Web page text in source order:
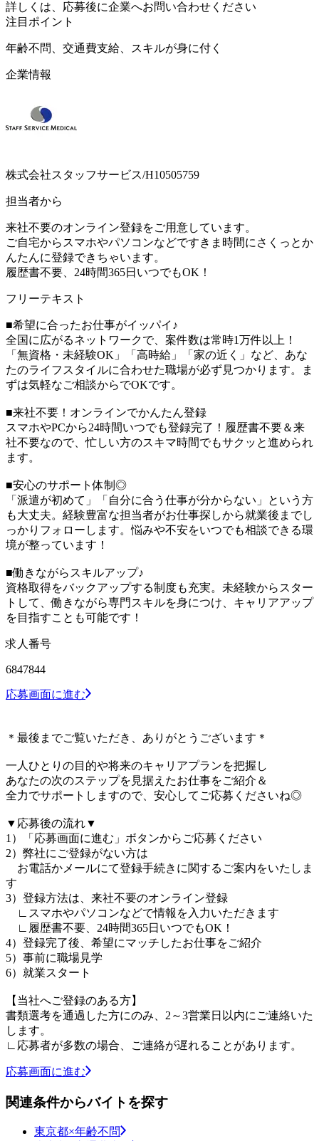
詳しくは、応募後に企業へお問い合わせください
注目ポイント
年齢不問、交通費支給、スキルが身に付く
企業情報
株式会社スタッフサービス/H10505759
担当者から
来社不要のオンライン登録をご用意しています。
ご自宅からスマホやパソコンなどですきま時間にさくっとか
んたんに登録できちゃいます。
履歴書不要、24時間365日いつでもOK！
フリーテキスト
■希望に合ったお仕事がイッパイ♪
全国に広がるネットワークで、案件数は常時1万件以上！
「無資格・未経験OK」「高時給」「家の近く」など、あな
たのライフスタイルに合わせた職場が必ず見つかります。ま
ずは気軽なご相談からでOKです。
■来社不要！オンラインでかんたん登録
スマホやPCから24時間いつでも登録完了！履歴書不要＆来
社不要なので、忙しい方のスキマ時間でもサクッと進められ
ます。
■安心のサポート体制◎
「派遣が初めて」「自分に合う仕事が分からない」という方
も大丈夫。経験豊富な担当者がお仕事探しから就業後までし
っかりフォローします。悩みや不安をいつでも相談できる環
境が整っています！
■働きながらスキルアップ♪
資格取得をバックアップする制度も充実。未経験からスター
トして、働きながら専門スキルを身につけ、キャリアアップ
を目指すことも可能です！
求人番号
6847844
応募画面に進む
＊最後までご覧いただき、ありがとうございます＊
一人ひとりの目的や将来のキャリアプランを把握し
あなたの次のステップを見据えたお仕事をご紹介＆
全力でサポートしますので、安心してご応募くださいね◎
▼応募後の流れ▼
1）「応募画面に進む」ボタンからご応募ください
2）弊社にご登録がない方は
お電話かメールにて登録手続きに関するご案内をいたしま
す
3）登録方法は、来社不要のオンライン登録
∟スマホやパソコンなどで情報を入力いただきます
∟履歴書不要、24時間365日いつでもOK！
4）登録完了後、希望にマッチしたお仕事をご紹介
5）事前に職場見学
6）就業スタート
【当社へご登録のある方】
書類選考を通過した方にのみ、2～3営業日以内にご連絡いた
します。
∟応募者が多数の場合、ご連絡が遅れることがあります。
応募画面に進む
関連条件からバイトを探す
東京都×年齢不問